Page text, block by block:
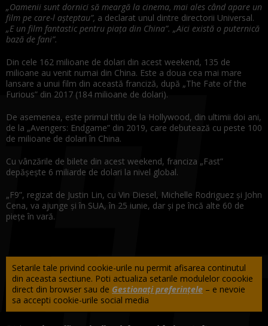
„Oamenii sunt dornici să meargă la cinema, mai ales când apare un
film pe care-l așteptau”, a declarat unul dintre directorii Universal.
„E un film fantastic pentru piața din China”. „Aici există o puternică
bază de fani”.
Din cele 162 milioane de dolari din acest weekend, 135 de
milioane au venit numai din China. Este a doua cea mai mare
lansare a unui film din această franciză, după „The Fate of the
Furious” din 2017 (184 milioane de dolari).
De asemenea, este primul titlu de la Hollywood, din ultimii doi ani,
de la „Avengers: Endgame” din 2019, care debutează cu peste 100
de milioane de dolari în China.
Cu vânzările de bilete din acest weekend, franciza „Fast”
depășește 6 miliarde de dolari la nivel global.
„F9”, regizat de Justin Lin, cu Vin Diesel, Michelle Rodriguez și John
Cena, va ajunge și în SUA, în 25 iunie, dar și pe încă alte 60 de
piețe în vară.
Setarile tale privind cookie-urile nu permit afisarea continutul
din aceasta sectiune. Poti actualiza setarile modulelor coookie
direct din browser sau de Gestionați preferințele – e nevoie
sa accepti cookie-urile social media